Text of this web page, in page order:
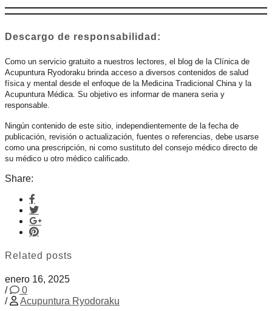
Descargo de responsabilidad:
Como un servicio gratuito a nuestros lectores, el blog de la Clínica de
Acupuntura Ryodoraku brinda acceso a diversos contenidos de salud
física y mental desde el enfoque de la Medicina Tradicional China y la
Acupuntura Médica. Su objetivo es informar de manera seria y
responsable.
Ningún contenido de este sitio, independientemente de la fecha de
publicación, revisión o actualización, fuentes o referencias, debe usarse
como una prescripción, ni como sustituto del consejo médico directo de
su médico u otro médico calificado.
Share:
Related posts
enero 16, 2025
/
0
/
Acupuntura Ryodoraku